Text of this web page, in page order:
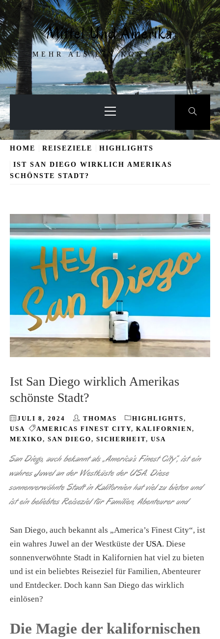
Skip
to
content
Mittel Und Amerika
MEHR ALS EIN KONTINENT
Menu
HOME REISEZIELE HIGHLIGHTS
IST SAN DIEGO WIRKLICH AMERIKAS
SCHÖNSTE STADT?
Ist San Diego wirklich Amerikas
schönste Stadt?
JULI 8, 2024 THOMAS HIGHLIGHTS,
USA
AMERICAS FINEST CITY, KALIFORNIEN,
MEXIKO, SAN DIEGO, SICHERHEIT, USA
San Diego, auch bekannt als „America’s Finest City“, ist ein
wahres Juwel an der Westküste der USA. Diese
sonnenverwöhnte Stadt in Kalifornien hat viel zu bieten und
ist ein beliebtes Reiseziel für Familien, Abenteurer und
San Diego, auch bekannt als „America’s Finest City“, ist
ein wahres Juwel an der Westküste der USA. Diese
sonnenverwöhnte Stadt in Kalifornien hat viel zu bieten
und ist ein beliebtes Reiseziel für Familien, Abenteurer
und Entdecker. Doch kann San Diego das wirklich
einlösen?
Die Magie der kalifornischen